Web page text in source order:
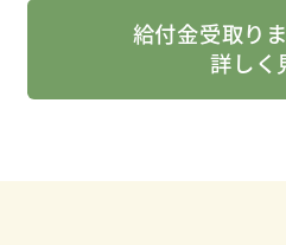
給付金受取り
詳しく